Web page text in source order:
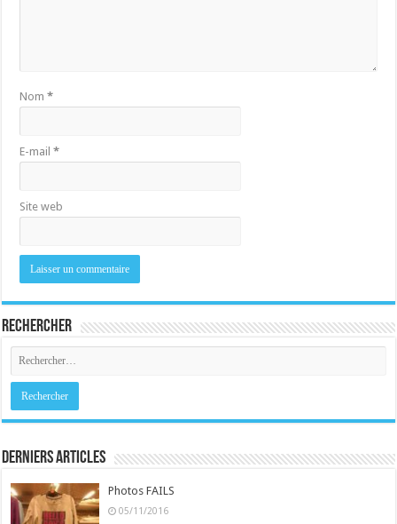
Nom*
E-mail*
Site web
Rechercher
Derniers Articles
Photos FAILS
05/11/2016